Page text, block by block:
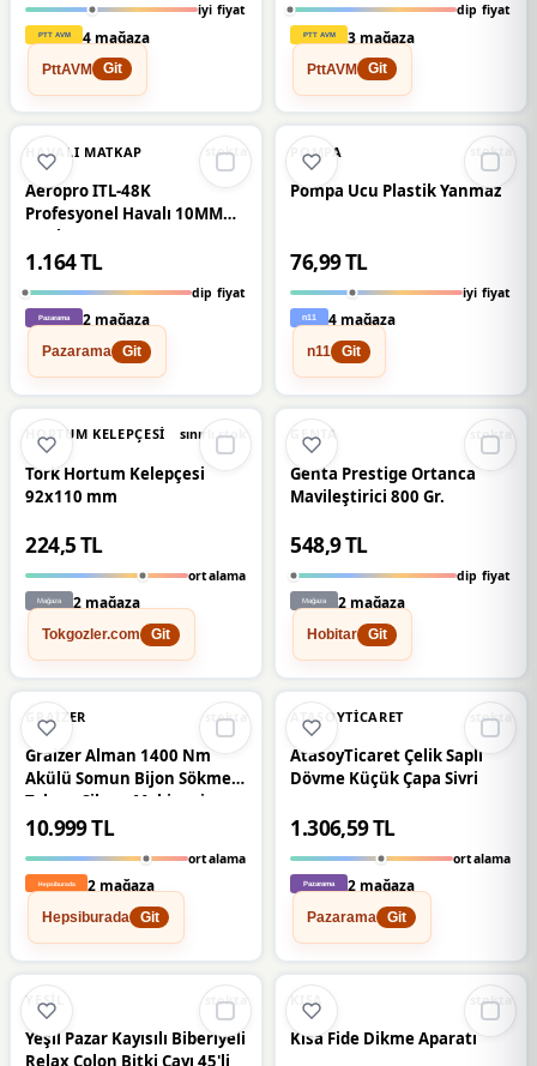
iyi fiyat
4 mağaza
PttAVM Git
dip fiyat
3 mağaza
PttAVM Git
%22 %22 DÜŞTÜ
HAVALI MATKAP stokta
Aeropro ITL-48K
Profesyonel Havalı 10MM
Matkap
1.164 TL
dip fiyat
2 mağaza
Pazarama Git
%52 %52 DÜŞTÜ
POMPA stokta
Pompa Ucu Plastik Yanmaz
76,99 TL
iyi fiyat
4 mağaza
n11 Git
%23 🔥 %23 DÜŞTÜ
HORTUM KELEPÇESI sınırlı stok
Tork Hortum Kelepçesi
92x110 mm
224,5 TL
ortalama
2 mağaza
Tokgozler.com Git
%17
GENTA stokta
Genta Prestige Ortanca
Mavileştirici 800 Gr.
548,9 TL
dip fiyat
2 mağaza
Hobitar Git
%24 %24 DÜŞTÜ
GRAIZER stokta
Graizer Alman 1400 Nm
Akülü Somun Bijon Sökme
Takma Sikma Makinesi
Matkap Akülü Vidalama
10.999 TL
ortalama
2 mağaza
Hepsiburada Git
%35 %35 DÜŞTÜ
ATASOYTICARET stokta
AtasoyTicaret Çelik Saplı
Dövme Küçük Çapa Sivri
1.306,59 TL
ortalama
2 mağaza
Pazarama Git
%46 DÜŞTÜ
YEŞIL stokta
Yeşil Pazar Kayısılı Biberiyeli
Relax Colon Bitki Çayı 45'li
KISA stokta
Kısa Fide Dikme Aparatı